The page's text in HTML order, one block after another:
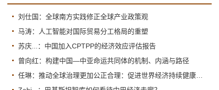
刘仕国：全球南方实践修正全球产业政策观
马涛：人工智能对国际贸易分工格局的重塑
苏庆...：中国加入CPTPP的经济效应评估报告
曾向红：构建中国—中亚命运共同体的机制、内涵与路径